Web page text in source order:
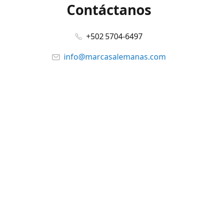
Contáctanos
+502 5704-6497
info@marcasalemanas.com